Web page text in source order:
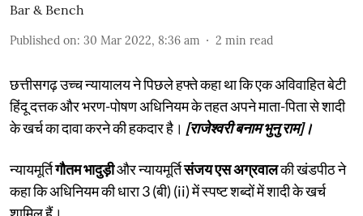
Bar & Bench
Published on: 30 Mar 2022, 8:36 am 2 min read
छत्तीसगढ़ उच्च न्यायालय ने पिछले हफ्ते कहा था कि एक अविवाहित बेटी
हिंदू दत्तक और भरण-पोषण अधिनियम के तहत अपने माता-पिता से शादी
के खर्च का दावा करने की हकदार है। [राजेश्वरी बनाम भुनु राम]।
न्यायमूर्तिगौतम भादुड़ीऔर न्यायमूर्तिसंजय एस अग्रवालकी खंडपीठ ने
कहा कि अधिनियम की धारा 3 (बी) (ii) में स्पष्ट शब्दों में शादी के खर्च
शामिल हैं।